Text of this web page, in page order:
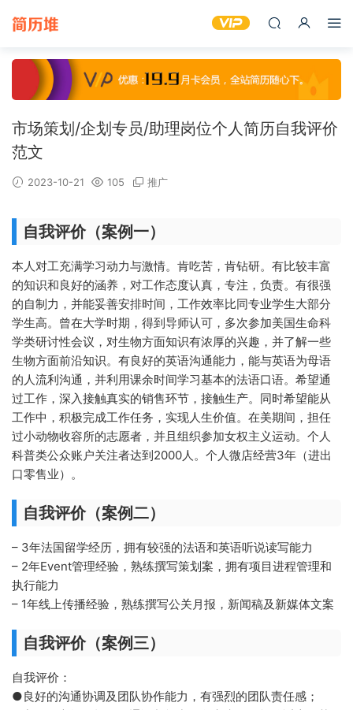
市场策划/企划专员/助理岗位个人简历自我评价
范文
2023-10-21 105 推广
自我评价（案例一）
本人对工充满学习动力与激情。肯吃苦，肯钻研。有比较丰富
的知识和良好的涵养，对工作态度认真，专注，负责。有很强
的自制力，并能妥善安排时间，工作效率比同专业学生大部分
学生高。曾在大学时期，得到导师认可，多次参加美国生命科
学类研讨性会议，对生物方面知识有浓厚的兴趣，并了解一些
生物方面前沿知识。有良好的英语沟通能力，能与英语为母语
的人流利沟通，并利用课余时间学习基本的法语口语。希望通
过工作，深入接触真实的销售环节，接触生产。同时希望能从
工作中，积极完成工作任务，实现人生价值。在美期间，担任
过小动物收容所的志愿者，并且组织参加女权主义运动。个人
科普类公众账户关注者达到2000人。个人微店经营3年（进出
口零售业）。
自我评价（案例二）
– 3年法国留学经历，拥有较强的法语和英语听说读写能力
– 2年Event管理经验，熟练撰写策划案，拥有项目进程管理和
执行能力
– 1年线上传播经验，熟练撰写公关月报，新闻稿及新媒体文案
自我评价（案例三）
自我评价：
●良好的沟通协调及团队协作能力，有强烈的团队责任感；